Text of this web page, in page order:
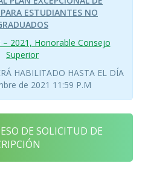
ESTUDIANTES NO
2021, Honorable Consejo
Superior
HABILITADO HASTA EL DÍA
de 2021 11:59 P.M
DE SOLICITUD DE